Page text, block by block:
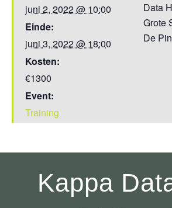
juni 2, 2022 @ 10:00
Einde:
juni 3, 2022 @ 18:00
Kosten:
€1300
Event:
Training
Data
Grote
De
Kappa